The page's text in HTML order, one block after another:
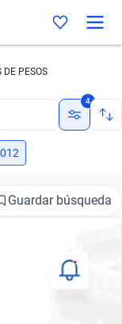
DE PESOS
4
Guardar búsqueda